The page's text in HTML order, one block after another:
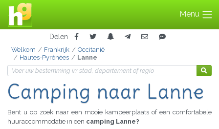
Menu
Delen
Welkom Frankrijk
Occitanië
Hautes-Pyrénées
Lanne
Camping naar Lanne
Bent u op zoek naar een mooie kampeerplaats of een comfortabele
huuraccommodatie in een camping Lanne?